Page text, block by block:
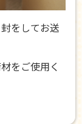
をしてお送
をご使用く